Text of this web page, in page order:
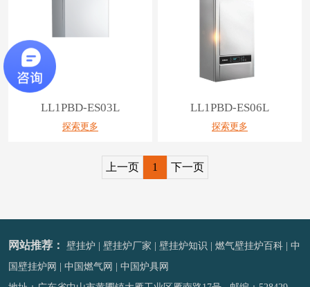
LL1PBD-ES03L
探索更多
LL1PBD-ES06L
探索更多
上一页 1 下一页
网站推荐： 壁挂炉 |壁挂炉厂家 |壁挂炉知识 |燃气壁挂炉百科 |中
国壁挂炉网
|中国燃气网 |中国炉具网